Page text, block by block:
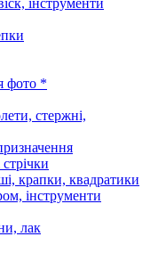
фото *
стержні,
крапки, квадратики
інструменти
лак